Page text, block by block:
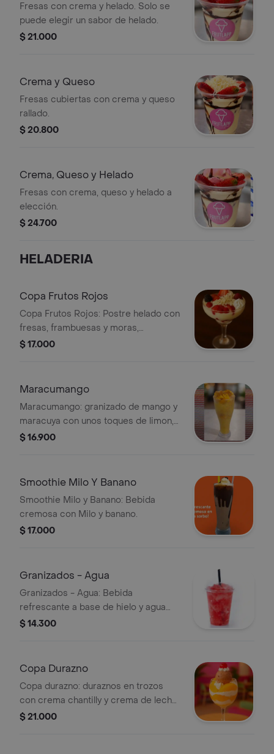
Fresas con crema y helado. Solo se
puede elegir un sabor de helado.
$ 21.000
Crema y Queso
Fresas cubiertas con crema y queso
rallado.
$ 20.800
Crema, Queso y Helado
Fresas con crema, queso y helado a
elección.
$ 24.700
HELADERIA
Copa Frutos Rojos
Copa Frutos Rojos: Postre helado con
fresas, frambuesas y moras,
decorado con crema y virutas de
$ 17.000
Maracumango
Maracumango: granizado de mango y
maracuya con unos toques de limon,
trocitos de mango ,leche condesada
$ 16.900
Smoothie Milo Y Banano
Smoothie Milo y Banano: Bebida
cremosa con Milo y banano.
$ 17.000
Granizados - Agua
Granizados - Agua: Bebida
refrescante a base de hielo y agua
saborizada.
$ 14.300
Copa Durazno
Copa durazno: duraznos en trozos
con crema chantilly y crema de leche
y helado a elección
$ 21.000